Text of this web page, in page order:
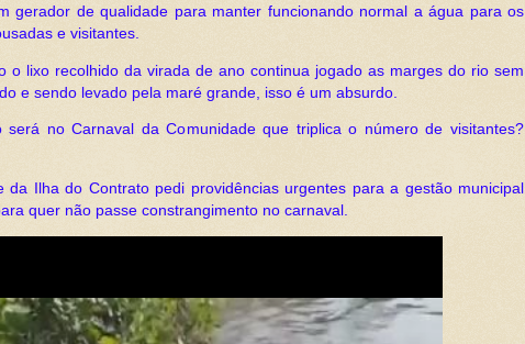
gerador de qualidade para manter funcionando normal a água para os
e visitantes.
o lixo recolhido da virada de ano continua jogado as marges do rio sem
e sendo levado pela maré grande, isso é um absurdo.
será no Carnaval da Comunidade que triplica o número de visitantes?
da Ilha do Contrato pedi providências urgentes para a gestão municipal
quer não passe constrangimento no carnaval.